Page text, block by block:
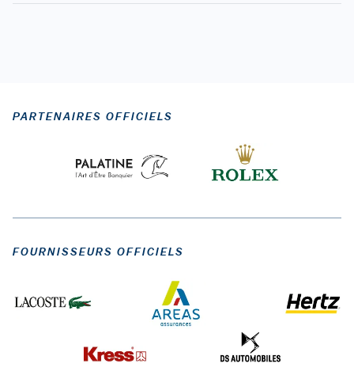
PARTENAIRES OFFICIELS
FOURNISSEURS OFFICIELS